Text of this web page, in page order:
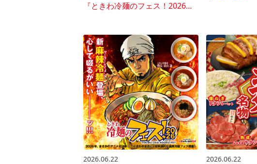
『ときわ冷麺のフェス！2026』
2026.06.22 2026.06.22